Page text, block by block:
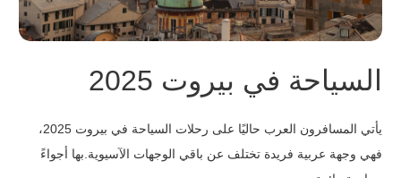
السياحة في بيروت 2025
يأتي المسافرون العرب حاليًا على رحلات السياحة في بيروت 2025،
فهي وجهة عربية فريدة تختلف عن باقي الوجهات الآسيوية.بها أجواءً